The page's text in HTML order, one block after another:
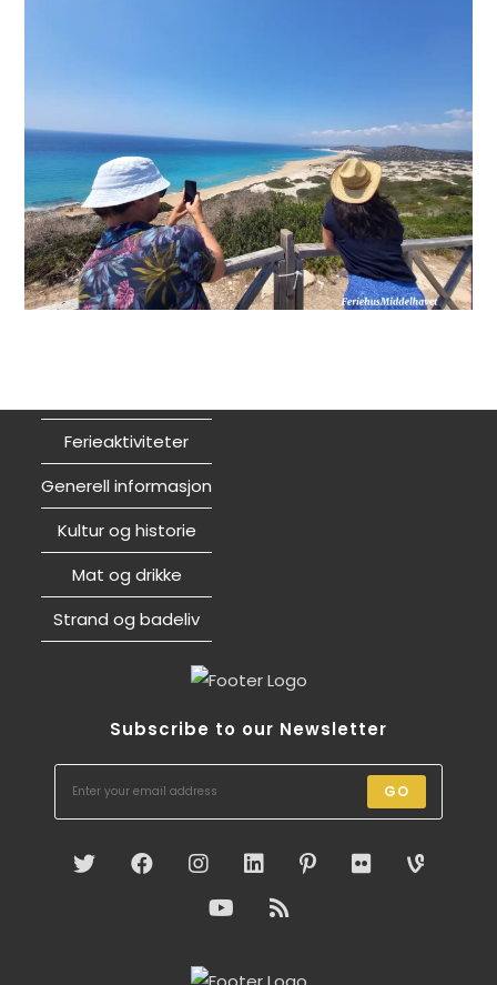
Ferieaktiviteter
Generell informasjon
Kultur og historie
Mat og drikke
Strand og badeliv
Subscribe to our Newsletter
GO